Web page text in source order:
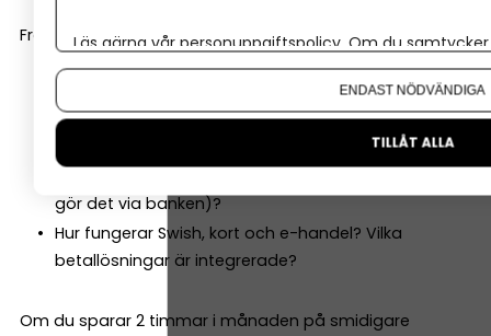
Fråga dig:
Kan jag koppla banken direkt till mitt
bokföringsprogram?
gör det via banken)?
Hur fungerar Swish, kort och e-handel? Vilka
betallösningar är integrerade?
Om du sparar 2 timmar i månaden på smidigare
Läs gärna vår personuppgiftspolicy. Om du
Om du vill ändra ditt val i efterhand hittar du den
ENDAST NÖDVÄNDIGA
TILLÅT ALLA